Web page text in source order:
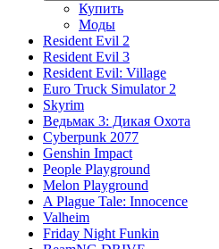
Купить
Моды
Resident Evil 2
Resident Evil 3
Resident Evil: Village
Euro Truck Simulator 2
Skyrim
Ведьмак 3: Дикая Охота
Cyberpunk 2077
Genshin Impact
People Playground
Melon Playground
A Plague Tale: Innocence
Valheim
Friday Night Funkin